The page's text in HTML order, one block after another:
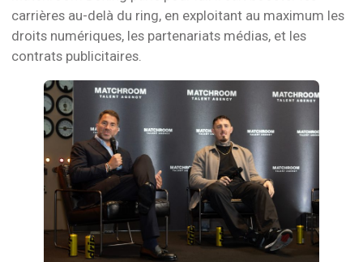
carrières au-delà du ring, en exploitant au maximum les
droits numériques, les partenariats médias, et les
contrats publicitaires.